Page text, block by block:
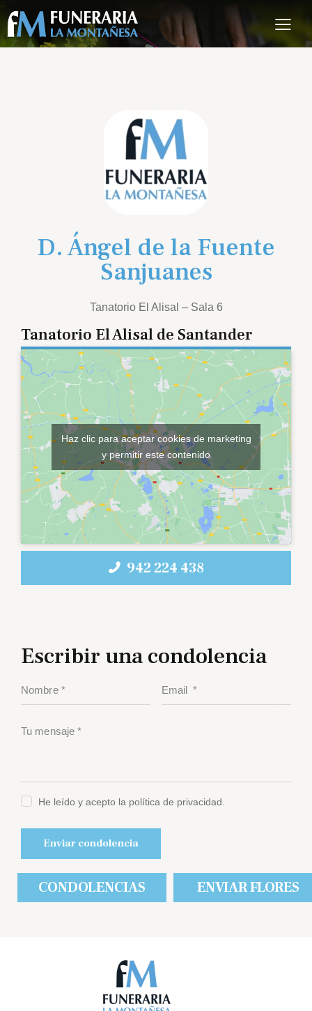
D. Ángel de la Fuente
Sanjuanes
Tanatorio El Alisal – Sala 6
Tanatorio El Alisal de Santander
Haz clic para aceptar cookies de marketing
y permitir este contenido
942 224 438
Escribir una condolencia
He leído y acepto la política de privacidad.
CONDOLENCIAS ENVIAR FLORES